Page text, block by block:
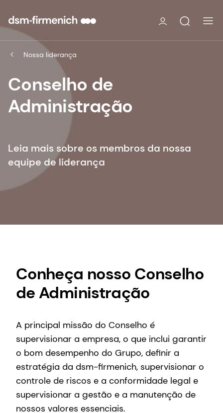
Nossa liderança
Conselho de
Administração
Leia mais sobre os membros da nossa
equipe de liderança
Conheça nosso Conselho
de Administração
A principal missão do Conselho é
supervisionar a empresa, o que inclui garantir
o bom desempenho do Grupo, definir a
estratégia da dsm-firmenich, supervisionar o
controle de riscos e a conformidade legal e
supervisionar a gestão e a manutenção de
nossos valores essenciais.